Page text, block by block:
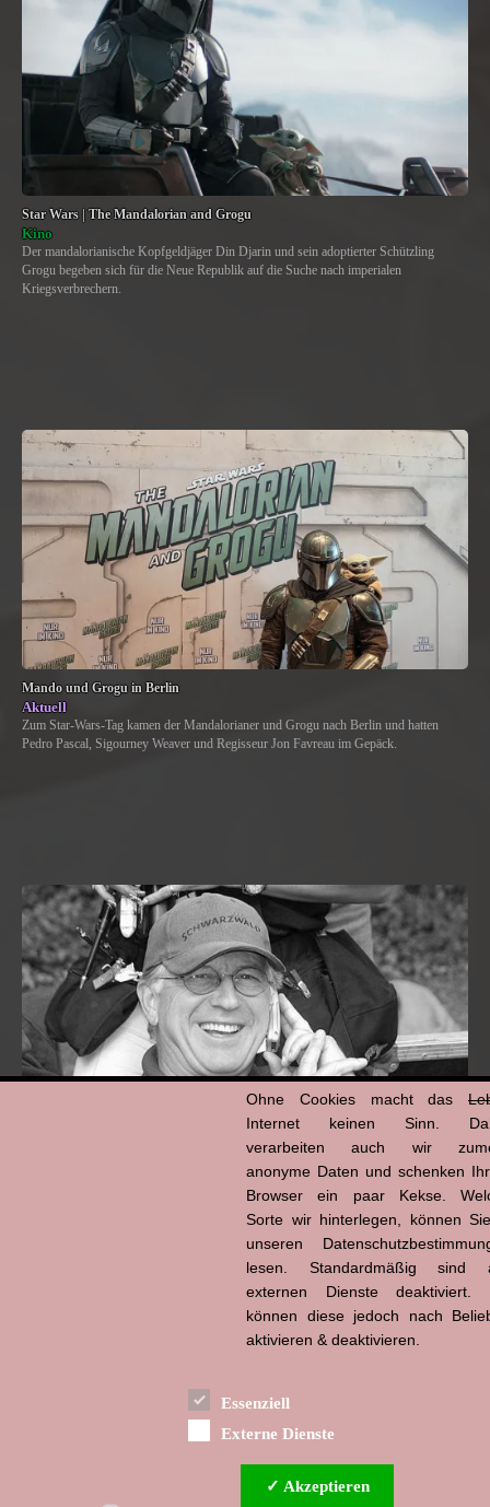
Star Wars | The Mandalorian and Grogu
Kino
Der mandalorianische Kopfgeldjäger Din Djarin und sein adoptierter Schützling
Grogu begeben sich für die Neue Republik auf die Suche nach imperialen
Kriegsverbrechern.
Mando und Grogu in Berlin
Aktuell
Zum Star-Wars-Tag kamen der Mandalorianer und Grogu nach Berlin und hatten
Pedro Pascal, Sigourney Weaver und Regisseur Jon Favreau im Gepäck.
Ohne Cookies macht das
Internet keinen Sinn.
verarbeiten auch wir
anonyme Daten und schenken
Browser ein paar Kekse.
Sorte wir hinterlegen, können
unseren
lesen. Standardmäßig sind
externen Dienste deaktiviert.
können diese jedoch nach
aktivieren & deaktivieren.
Essenziell
Externe Dienste
✓ Akzeptieren